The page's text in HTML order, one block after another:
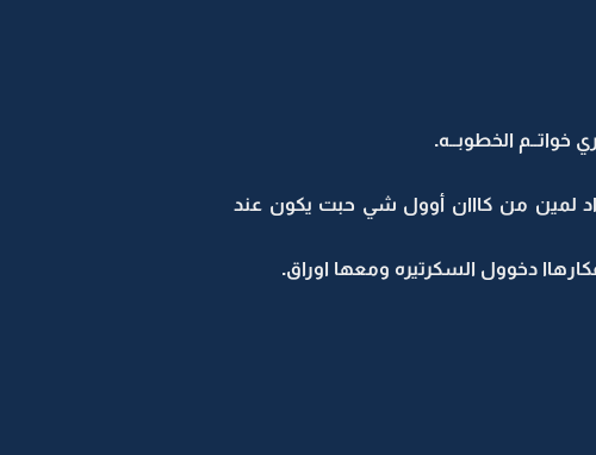
الخطوبــه.
لمين من كااان أوول شي حبت يكون عند
دخوول السكرتيره ومعها اوراق.